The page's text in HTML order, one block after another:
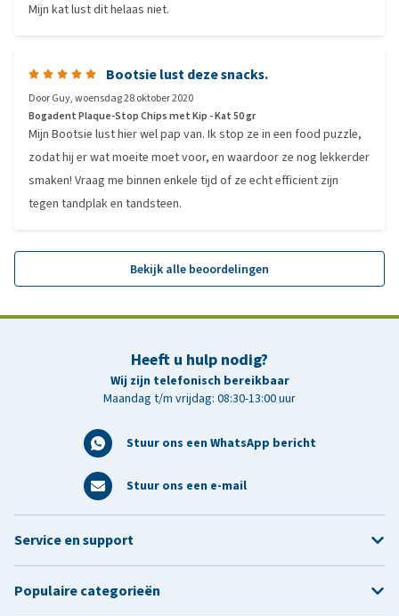
Mijn kat lust dit helaas niet.
Bootsie lust deze snacks.
DoorGuy,woensdag 28 oktober 2020
Bogadent Plaque-Stop Chips met Kip - Kat 50 gr
Mijn Bootsie lust hier wel pap van. Ik stop ze in een food puzzle,
zodat hij er wat moeite moet voor, en waardoor ze nog lekkerder
smaken! Vraag me binnen enkele tijd of ze echt efficient zijn
tegen tandplak en tandsteen.
Bekijk alle beoordelingen
Heeft u hulp nodig?
Wij zijn telefonisch bereikbaar
Maandag t/m vrijdag: 08:30-13:00 uur
Stuur ons een WhatsApp bericht
Stuur ons een e-mail
Service en support
Populaire categorieën